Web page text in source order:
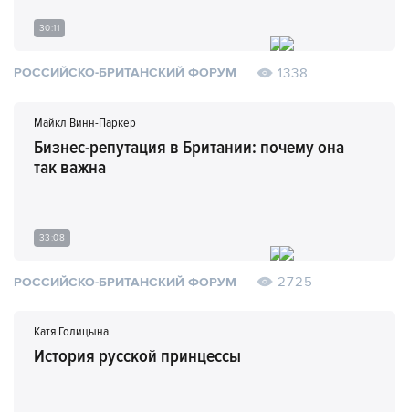
30:11
РОССИЙСКО-БРИТАНСКИЙ ФОРУМ 1338
Майкл Винн-Паркер
Бизнес-репутация в Британии: почему она
так важна
33:08
РОССИЙСКО-БРИТАНСКИЙ ФОРУМ 2725
Катя Голицына
История русской принцессы